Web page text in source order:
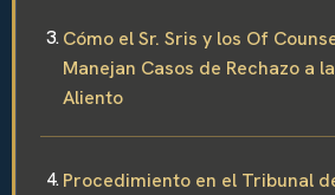
Cómo el Sr. Sris y los Of
Manejan Casos de Rechazo a
Aliento
Procedimiento en el Tribunal